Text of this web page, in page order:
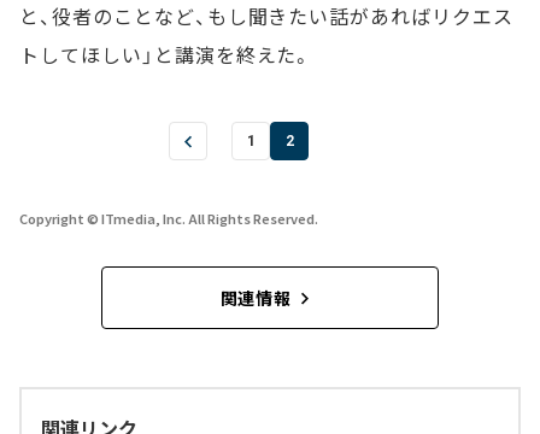
と、役者のことなど、もし聞きたい話があればリクエス
トしてほしい」と講演を終えた。
1 2
Copyright © ITmedia, Inc. All Rights Reserved.
関連情報
関連リンク